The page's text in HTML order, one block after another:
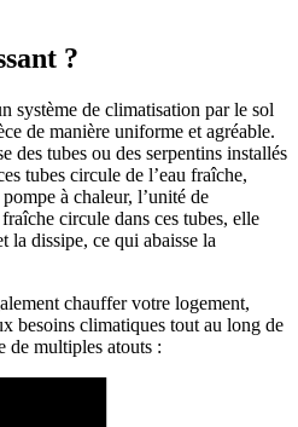
?
système de climatisation par le sol
de manière uniforme et agréable.
des tubes ou des serpentins installés
tubes circule de l’eau fraîche,
à chaleur, l’unité de
circule dans ces tubes, elle
la dissipe, ce qui abaisse la
chauffer votre logement,
besoins climatiques tout au long de
de multiples atouts :